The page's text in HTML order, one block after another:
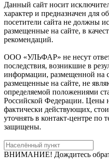
Данный сайт носит
характер и предназначен для
посетители сайта не должны
размещенные на сайте, в
рекомендаций.
ООО «УЛЬФАР» не несут
последствия, возникшие в
информации, размещенной на
размещенные на сайте, не
определяемой положениями
Российской Федерации. Цены
фактически действующих,
уточнять в контакт-центре по
защищены.
ВНИМАНИЕ! Дождитесь